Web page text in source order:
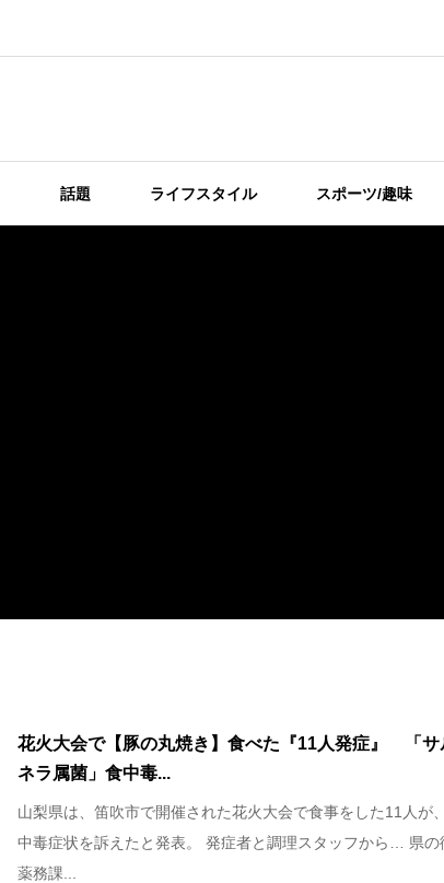
話題 ライフスタイル スポーツ/趣味
花火大会で【豚の丸焼き】食べた『11人発症』 「サ
ネラ属菌」食中毒...
山梨県は、笛吹市で開催された花火大会で食事をした11人が
中毒症状を訴えたと発表。 発症者と調理スタッフから… 県の
薬務課...